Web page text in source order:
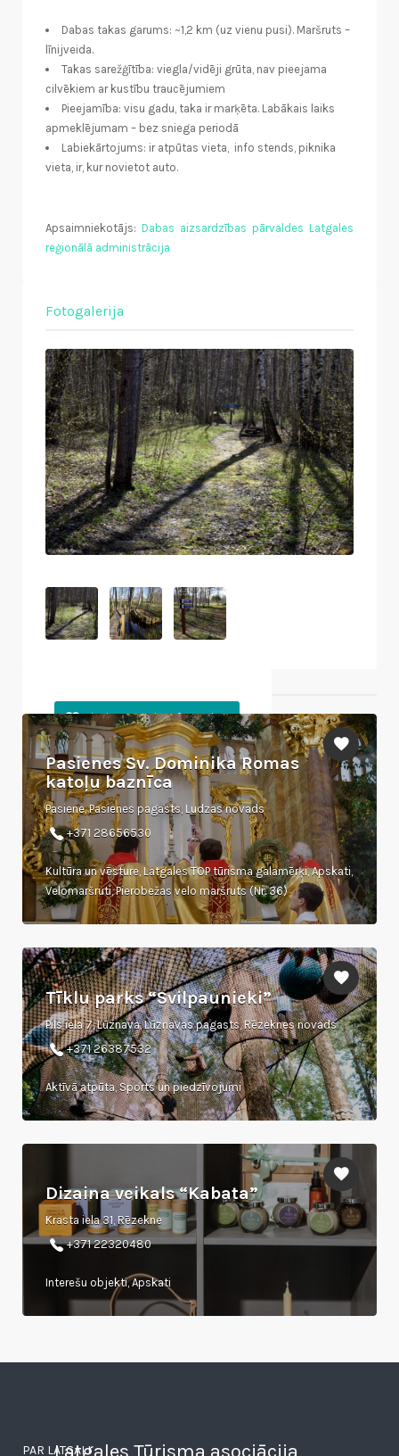
Dabas takas garums: ~1,2 km (uz vienu pusi). Maršruts –
līnijveida.
Takas sarežģītība: viegla/vidēji grūta, nav pieejama
cilvēkiem ar kustību traucējumiem
Pieejamība: visu gadu, taka ir marķēta. Labākais laiks
apmeklējumam – bez sniega periodā
Labiekārtojums: ir atpūtas vieta, info stends, piknika
vieta, ir, kur novietot auto.
Apsaimniekotājs: Dabas aizsardzības pārvaldes Latgales
reģionālā administrācija
Fotogalerija
Pasienes Sv. Dominika Romas
katoļu baznīca
Pasiene, Pasienes pagasts, Ludzas novads
+371 28656530
Kultūra un vēsture, Latgales TOP tūrisma galamērķi, Apskati,
Velomaršruti, Pierobežas velo maršruts (Nr. 36)
Tīklu parks “Svilpaunieki”
Pils iela 7, Lūznava, Lūznavas pagasts, Rēzeknes novads
+371 26387532
Aktīvā atpūta, Sports un piedzīvojumi
Dizaina veikals “Kabata”
Krasta iela 31, Rēzekne
+371 22320480
Interešu objekti, Apskati
PAR LATGALI